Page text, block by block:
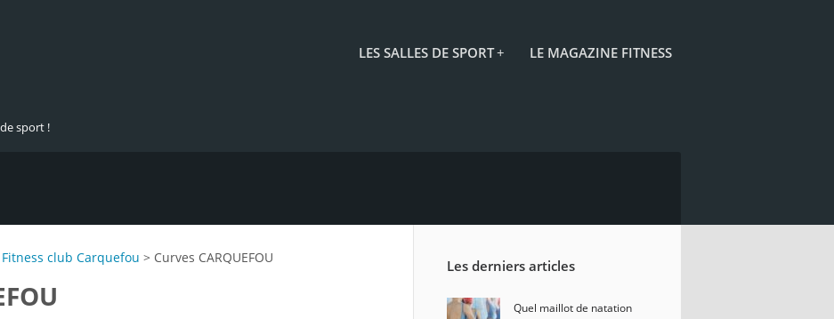
LES SALLES DE SPORT+ LE MAGAZINE FITNESS
sport !
Fitness club Carquefou > Curves CARQUEFOU Les derniers articles
Quel maillot de natation